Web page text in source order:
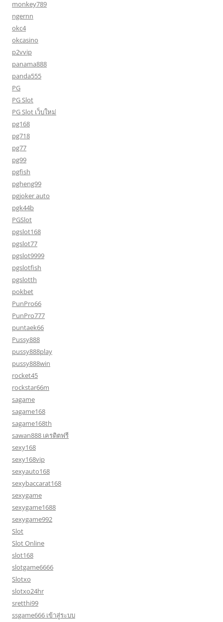
monkey789
ngernn
okc4
okcasino
p2vvip
panama888
panda555
PG
PG Slot
PG Slot เว็บใหม่
pg168
pg718
pg77
pg99
pgfish
pgheng99
pgjoker auto
pgk44b
PGSlot
pgslot168
pgslot77
pgslot9999
pgslotfish
pgslotth
pokbet
PunPro66
PunPro777
puntaek66
Pussy888
pussy888play
pussy888win
rocket45
rockstar66m
sagame
sagame168
sagame168th
sawan888 เครดิตฟรี
sexy168
sexy168vip
sexyauto168
sexybaccarat168
sexygame
sexygame1688
sexygame992
Slot
Slot Online
slot168
slotgame6666
Slotxo
slotxo24hr
sretthi99
ssgame666 เข้าสู่ระบบ